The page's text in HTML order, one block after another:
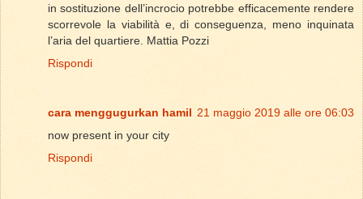
in sostituzione dell’incrocio potrebbe efficacemente rendere
scorrevole la viabilità e, di conseguenza, meno inquinata
l’aria del quartiere. Mattia Pozzi
Rispondi
cara menggugurkan hamil 21 maggio 2019 alle ore 06:03
now present in your city
Rispondi